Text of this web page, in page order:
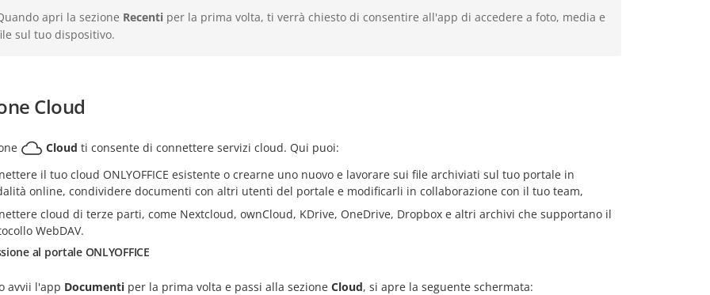
apri la sezione Recenti per la prima volta, ti verrà chiesto di consentire all'app di accedere a foto, media e
sul tuo dispositivo.
Cloud
Cloud ti consente di connettere servizi cloud. Qui puoi:
il tuo cloud ONLYOFFICE esistente o crearne uno nuovo e lavorare sui file archiviati sul tuo portale in
online, condividere documenti con altri utenti del portale e modificarli in collaborazione con il tuo team,
cloud di terze parti, come Nextcloud, ownCloud, KDrive, OneDrive, Dropbox e altri archivi che supportano il
WebDAV.
al portale ONLYOFFICE
avvii l'app Documenti per la prima volta e passi alla sezione Cloud, si apre la seguente schermata: